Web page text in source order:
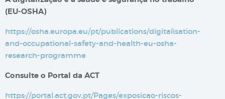
(EU-OSHA)
https://osha.europa.eu/pt/publications/digitalisation-
and-occupational-safety-and-health-eu-osha-
research-programme
Consulte o Portal da ACT
https://portal.act.gov.pt/Pages/exposicao-riscos-